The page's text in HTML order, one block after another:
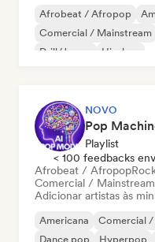
Afrobeat / Afropop
Comercial / Mainstream
Drill/Jersey
Hip-hop
NOVO
Playlist
< 100 feedbacks
Afrobeat / Afropop
Comercial / Mainstream
Adicionar artistas às
Americana Comercial
Dance pop
Hyperpop